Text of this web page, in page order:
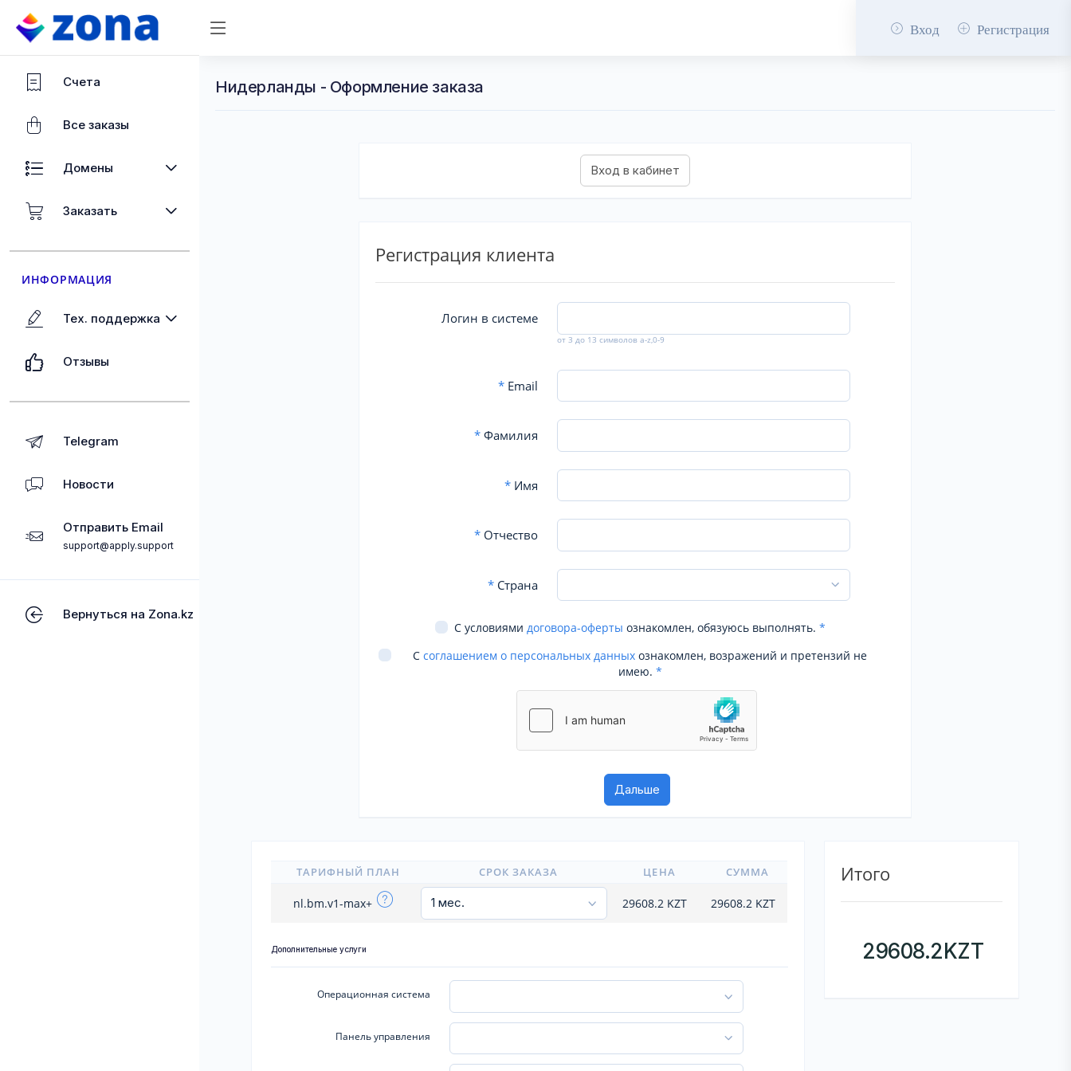
Вход Регистрация
Счета
Все заказы
Домены
Заказать
ИНФОРМАЦИЯ
Тех. поддержка
Отзывы
Telegram
Новости
Отправить Email
support@apply.support
Вернуться на Zona.kz
Нидерланды - Оформление заказа
Регистрация клиента
Логин в системе
от 3 до 13 символов a-z,0-9
*Email
*Фамилия
*Имя
*Отчество
*Страна
С условиями договора-оферты ознакомлен, обязуюсь выполнять. *
С соглашением о персональных данных ознакомлен, возражений и претензий не
имею. *
ТАРИФНЫЙ ПЛАН СРОК ЗАКАЗА ЦЕНА СУММА
nl.bm.v1-max+ 29608.2 KZT 29608.2KZT
Дополнительные услуги
Операционная система
Панель управления
Итого
29608.2KZT